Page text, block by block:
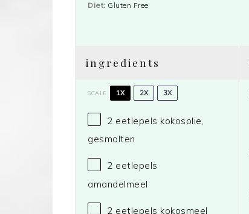
Diet: Gluten Free
ingredients
SCALE 1X 2X 3X
2 eetlepels kokosolie,
gesmolten
2 eetlepels
amandelmeel
2 eetlepels kokosmeel